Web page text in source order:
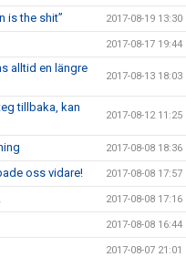
is the shit” 2017-08-19 13:30
2017-08-17 19:44
alltid en längre
2017-08-13 18:03
tillbaka, kan
2017-08-12 11:25
2017-08-08 18:36
oss vidare! 2017-08-08 17:57
2017-08-08 17:16
2017-08-08 16:44
2017-08-07 21:01